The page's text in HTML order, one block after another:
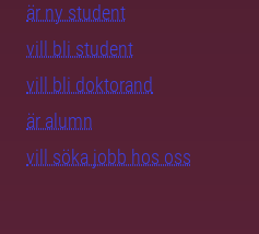
är ny student
vill bli student
vill bli doktorand
är alumn
vill söka jobb hos oss